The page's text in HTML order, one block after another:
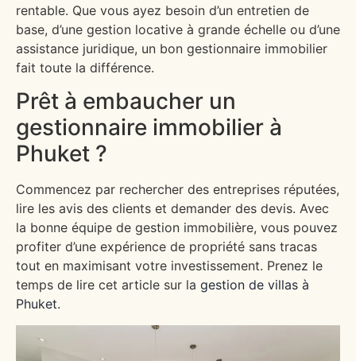
rentable. Que vous ayez besoin d’un entretien de
base, d’une gestion locative à grande échelle ou d’une
assistance juridique, un bon gestionnaire immobilier
fait toute la différence.
Prêt à embaucher un
gestionnaire immobilier à
Phuket ?
Commencez par rechercher des entreprises réputées,
lire les avis des clients et demander des devis. Avec
la bonne équipe de gestion immobilière, vous pouvez
profiter d’une expérience de propriété sans tracas
tout en maximisant votre investissement. Prenez le
temps de lire cet article sur la gestion de villas à
Phuket.